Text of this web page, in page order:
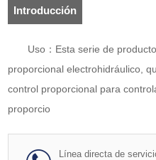
Introducción
Uso：Esta serie de
proporcional electrohidráulico,
control proporcional para
proporcio
Línea directa de